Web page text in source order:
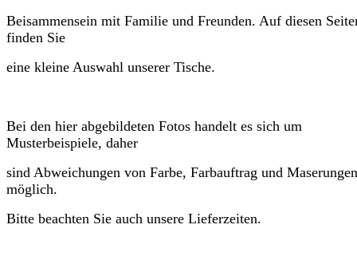
Beisammensein mit Familie und Freunden. Auf diesen
finden Sie
eine kleine Auswahl unserer Tische.
Bei den hier abgebildeten Fotos handelt es sich um
Musterbeispiele, daher
sind Abweichungen von Farbe, Farbauftrag und Maserungen
möglich.
Bitte beachten Sie auch unsere Lieferzeiten.